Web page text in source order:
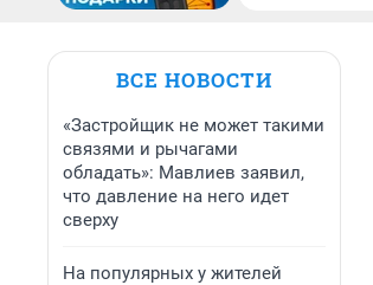
ВСЕ НОВОСТИ
«Застройщик не может такими
связями и рычагами
обладать»: Мавлиев заявил,
что давление на него идет
сверху
На популярных у жителей